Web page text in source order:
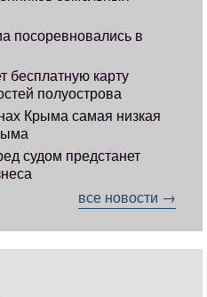
посоревновались в
бесплатную карту
полуострова
Крыма самая низкая
судом предстанет
все новости →